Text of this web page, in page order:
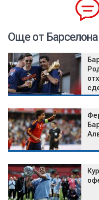
Още от Барселона